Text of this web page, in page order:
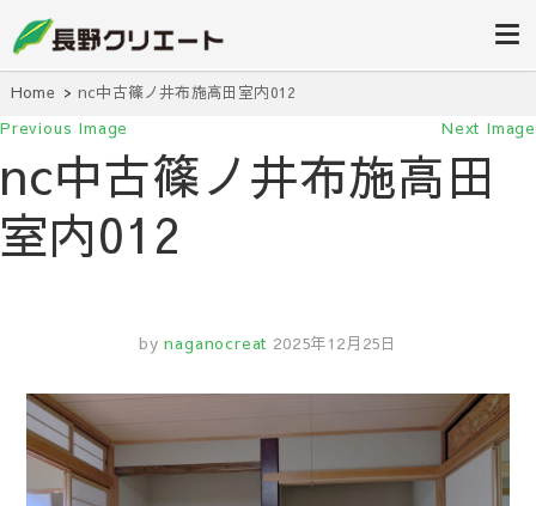
長野クリエ
ート
せください！
Home nc中古篠ノ井布施高田室内012
Previous Image Next Image
nc中古篠ノ井布施高田
室内012
by naganocreat 2025年12月25日